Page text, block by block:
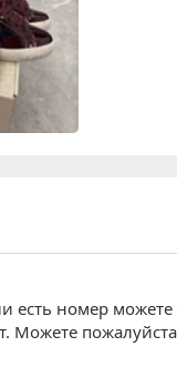
есть номер
Можете